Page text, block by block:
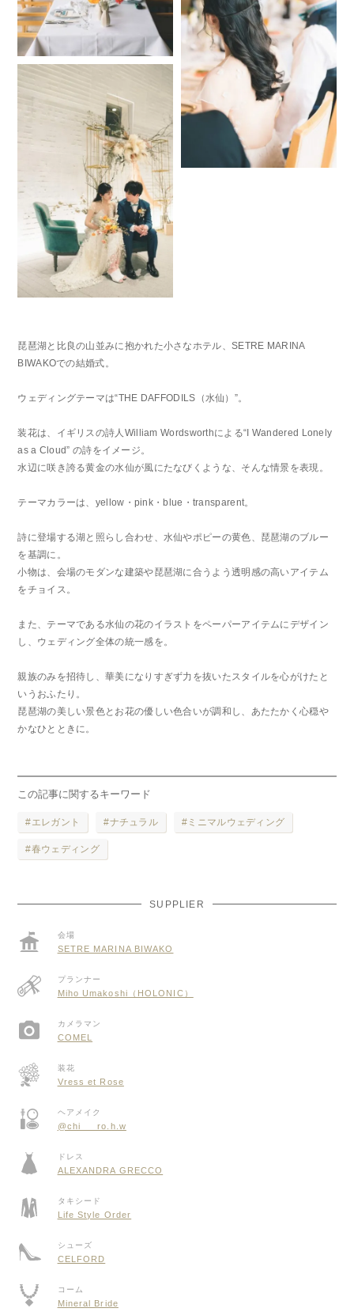
琵琶湖と比良の山並みに抱かれた小さなホテル、SETRE MARINA
BIWAKOでの結婚式。
ウェディングテーマは“THE DAFFODILS（水仙）”。
装花は、イギリスの詩人William Wordsworthによる“I Wandered Lonely
as a Cloud” の詩をイメージ。
水辺に咲き誇る黄金の水仙が風にたなびくような、そんな情景を表現。
テーマカラーは、 yellow・pink・blue・transparent。
詩に登場する湖と照らし合わせ、水仙やポピーの黄色、琵琶湖のブルー
を基調に。
小物は、 会場のモダンな建築や琵琶湖に合うよう透明感の高いアイテム
をチョイス。
また、テーマである水仙の花のイラストをペーパーアイテムにデザイン
し、ウェディング全体の統一感を。
親族のみを招待し、華美になりすぎず力を抜いたスタイルを心がけたと
いうおふたり。
琵琶湖の美しい景色とお花の優しい色合いが調和し、あたたかく心穏や
かなひとときに。
この記事に関するキーワード
エレガント ナチュラル ミニマルウェディング
春ウェディング
SUPPLIER
会場
SETRE MARINA BIWAKO
プランナー
Miho Umakoshi（HOLONIC）
カメラマン
COMEL
装花
Vress et Rose
ヘアメイク
@chi___ro.h.w
ドレス
ALEXANDRA GRECCO
タキシード
Life Style Order
シューズ
CELFORD
コーム
Mineral Bride